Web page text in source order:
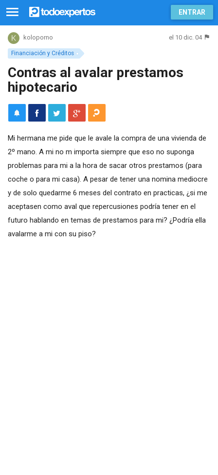
ENTRAR
Financiación y Créditos
koloporno el 10 dic. 04
Contras al avalar prestamos
hipotecario
Mi hermana me pide que le avale la compra de una vivienda de
2º mano. A mi no m importa siempre que eso no suponga
problemas para mi a la hora de sacar otros prestamos (para
coche o para mi casa). A pesar de tener una nomina mediocre
y de solo quedarme 6 meses del contrato en practicas, ¿si me
aceptasen como aval que repercusiones podría tener en el
futuro hablando en temas de prestamos para mi? ¿Podría ella
avalarme a mi con su piso?